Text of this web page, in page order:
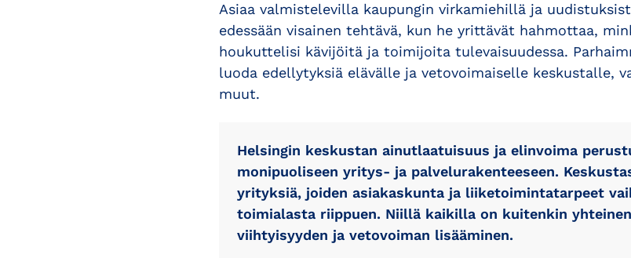
Asiaa valmistelevilla kaupungin virkamiehillä ja
edessään visainen tehtävä, kun he yrittävät hahmottaa,
houkuttelisi kävijöitä ja toimijoita tulevaisuudessa.
luoda edellytyksiä elävälle ja vetovoimaiselle keskustalle,
muut.
Helsingin keskustan ainutlaatuisuus ja elinvoima
monipuoliseen yritys- ja palvelurakenteeseen.
yrityksiä, joiden asiakaskunta ja liiketoimintatarpeet
toimialasta riippuen. Niillä kaikilla on kuitenkin
viihtyisyyden ja vetovoiman lisääminen.